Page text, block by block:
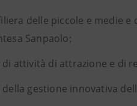
delle piccole e medie e
Sanpaolo;
attività di attrazione e di
gestione innovativa